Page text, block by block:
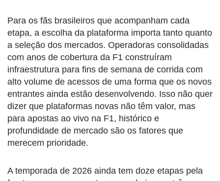
Para os fãs brasileiros que acompanham cada
etapa, a escolha da plataforma importa tanto quanto
a seleção dos mercados. Operadoras consolidadas
com anos de cobertura da F1 construíram
infraestrutura para fins de semana de corrida com
alto volume de acessos de uma forma que os novos
entrantes ainda estão desenvolvendo. Isso não quer
dizer que plataformas novas não têm valor, mas
para apostas ao vivo na F1, histórico e
profundidade de mercado são os fatores que
merecem prioridade.
A temporada de 2026 ainda tem doze etapas pela